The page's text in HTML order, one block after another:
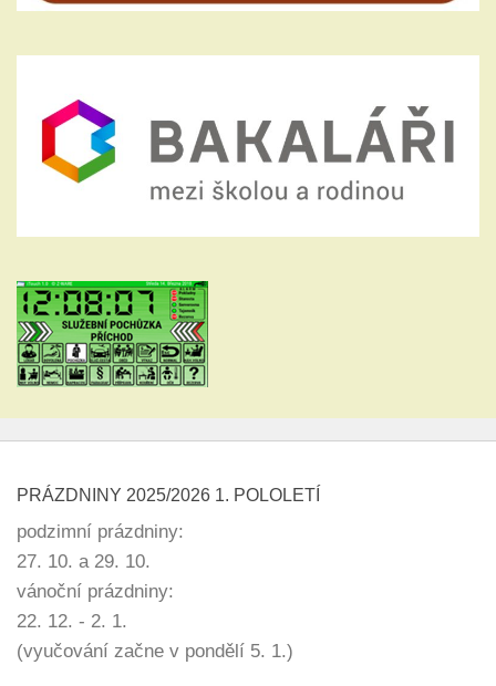
PRÁZDNINY 2025/2026 1. POLOLETÍ
podzimní prázdniny:
27. 10. a 29. 10.
vánoční prázdniny:
22. 12. - 2. 1.
(vyučování začne v pondělí 5. 1.)